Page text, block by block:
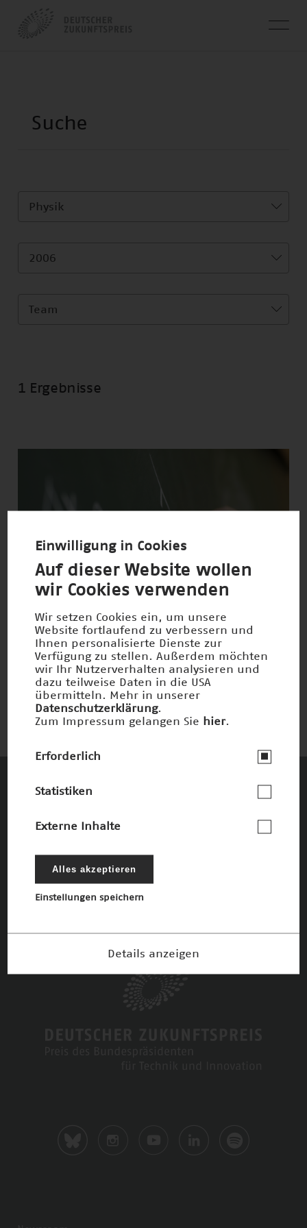
Physik
2006
Team
1 Ergebnisse
Lichtmikroskopie
Preisträger 2006
Diese Unternehmen und Stiftungen
die damit verbundenen Ziele
Die Förderer
Einwilligung in Cookies
Auf dieser Website wollen
wir Cookies verwenden
Wir setzen Cookies ein, um unsere
Website fortlaufend zu verbessern und
Ihnen personalisierte Dienste zur
Verfügung zu stellen. Außerdem möchten
wir Ihr Nutzerverhalten analysieren und
dazu teilweise Daten in die USA
übermitteln. Mehr in unserer
Datenschutzerklärung.
Zum Impressum gelangen Sie
hier.
Erforderlich
Statistiken
Externe Inhalte
Alles akzeptieren
Einstellungen speichern
Details anzeigen